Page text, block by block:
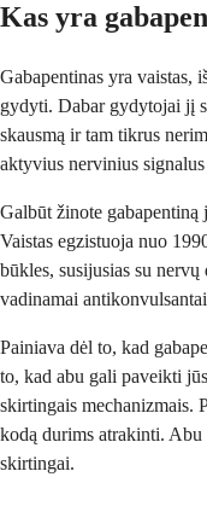
Kas yra
Gabapentinas yra vaistas,
gydyti. Dabar gydytojai jį
skausmą ir tam tikrus
aktyvius nervinius
Galbūt žinote
Vaistas egzistuoja nuo
būkles, susijusias su
vadinamai
Painiava dėl to, kad
to, kad abu gali paveikti
skirtingais mechanizmais.
kodą durims atrakinti.
skirtingai.